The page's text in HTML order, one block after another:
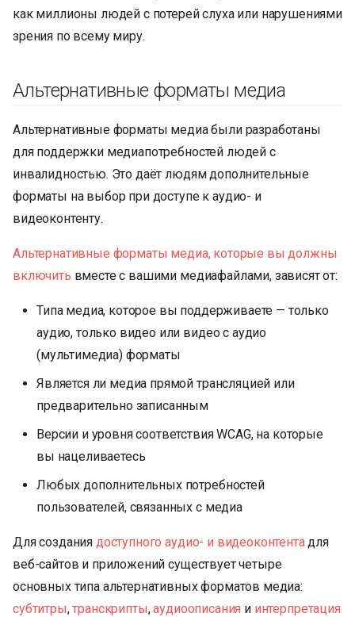
а
как миллионы людей с потерей слуха или нарушениями
зрения по всему миру.
Альтернативные форматы медиа
Альтернативные форматы медиа были разработаны
для поддержки медиапотребностей людей с
инвалидностью. Это даёт людям дополнительные
форматы на выбор при доступе к аудио- и
видеоконтенту.
Альтернативные форматы медиа, которые вы должны
включить вместе с вашими медиафайлами, зависят от:
Типа медиа, которое вы поддерживаете — только
аудио, только видео или видео с аудио
(мультимедиа) форматы
Является ли медиа прямой трансляцией или
предварительно записанным
Версии и уровня соответствия WCAG, на которые
вы нацеливаетесь
Любых дополнительных потребностей
пользователей, связанных с медиа
Для создания доступного аудио- и видеоконтентадля
веб-сайтов и приложений существует четыре
основных типа альтернативных форматов медиа:
субтитры,транскрипты,аудиоописания и интерпретация